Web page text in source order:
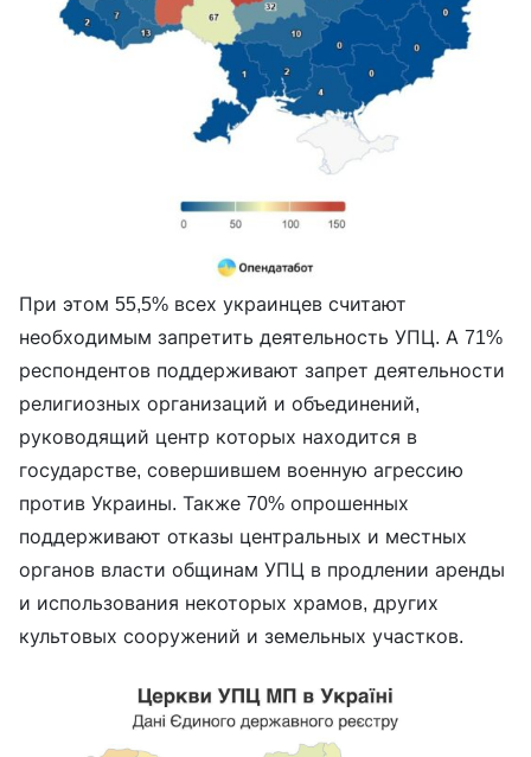
При этом 55,5% всех украинцев считают
необходимым запретить деятельность УПЦ. А 71%
респондентов поддерживают запрет деятельности
религиозных организаций и объединений,
руководящий центр которых находится в
государстве, совершившем военную агрессию
против Украины. Также 70% опрошенных
поддерживают отказы центральных и местных
органов власти общинам УПЦ в продлении аренды
и использования некоторых храмов, других
культовых сооружений и земельных участков.